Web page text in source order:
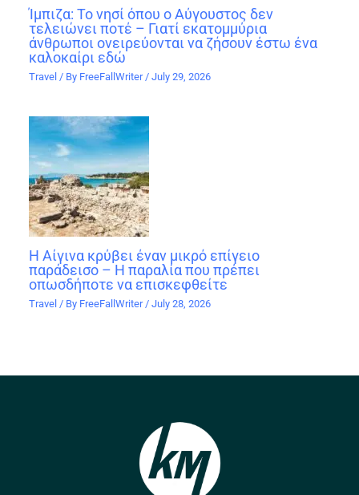
Ίμπιζα: Το νησί όπου ο Αύγουστος δεν
τελειώνει ποτέ – Γιατί εκατομμύρια
άνθρωποι ονειρεύονται να ζήσουν έστω ένα
καλοκαίρι εδώ
Travel / By FreeFallWriter/July 29, 2026
Η Αίγινα κρύβει έναν μικρό επίγειο
παράδεισο – Η παραλία που πρέπει
οπωσδήποτε να επισκεφθείτε
Travel / By FreeFallWriter/July 28, 2026